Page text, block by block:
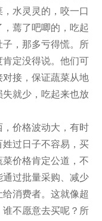
水灵灵的，咬一口
蔫了吧唧的，吃起
，那多亏得慌。所
肯定没得说。他们可
接，保证蔬菜从地
就少，吃起来也放
价格波动大，有时
过日子不容易，买
价格肯定公道，不
过批量采购、减少
消费者。这就像超
不愿意去买呢？所